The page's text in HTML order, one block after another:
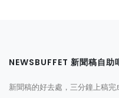
NEWSBUFFET 新聞稿自助
新聞稿的好去處，三分鐘上稿完